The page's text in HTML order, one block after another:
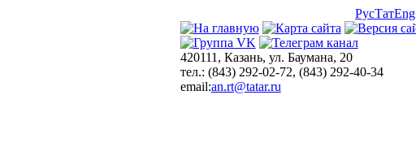
РусТатEng
420111, Казань, ул. Баумана, 20
тел.: (843) 292-02-72, (843) 292-40-34
email:an.rt@tatar.ru